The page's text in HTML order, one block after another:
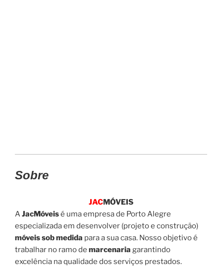
Sobre
JACMÓVEIS
AJacMóveisé uma empresa de Porto Alegre
especializada em desenvolver (projeto e construção)
móveis sob medida para a sua casa. Nosso objetivo é
trabalhar no ramo de marcenaria garantindo
excelência na qualidade dos serviços prestados.